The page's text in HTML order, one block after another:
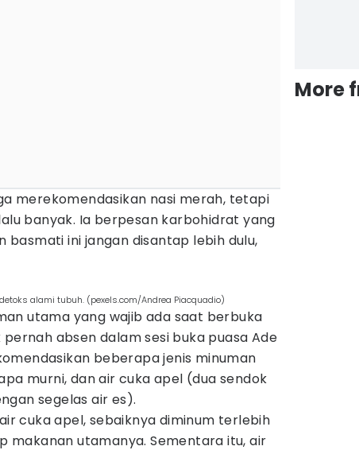
merekomendasikan nasi merah, tetapi
banyak. Ia berpesan karbohidrat yang
basmati ini jangan disantap lebih dulu,
alami tubuh. (pexels.com/Andrea Piacquadio)
utama yang wajib ada saat berbuka
absen dalam sesi buka puasa Ade
beberapa jenis minuman
murni, dan air cuka apel (dua sendok
segelas air es).
cuka apel, sebaiknya diminum terlebih
makanan utamanya. Sementara itu, air
More